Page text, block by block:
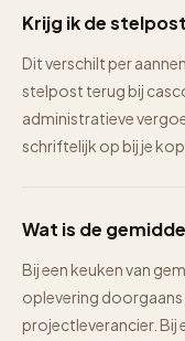
Krijg ik de
Dit verschilt per
stelpost terug bij
administratieve
schriftelijk op bij je
Wat is de
Bij een keuken van
oplevering
projectleverancier. Bij